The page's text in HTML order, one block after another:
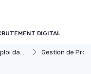
DIGITAL
le Digital Gestion de Projet et